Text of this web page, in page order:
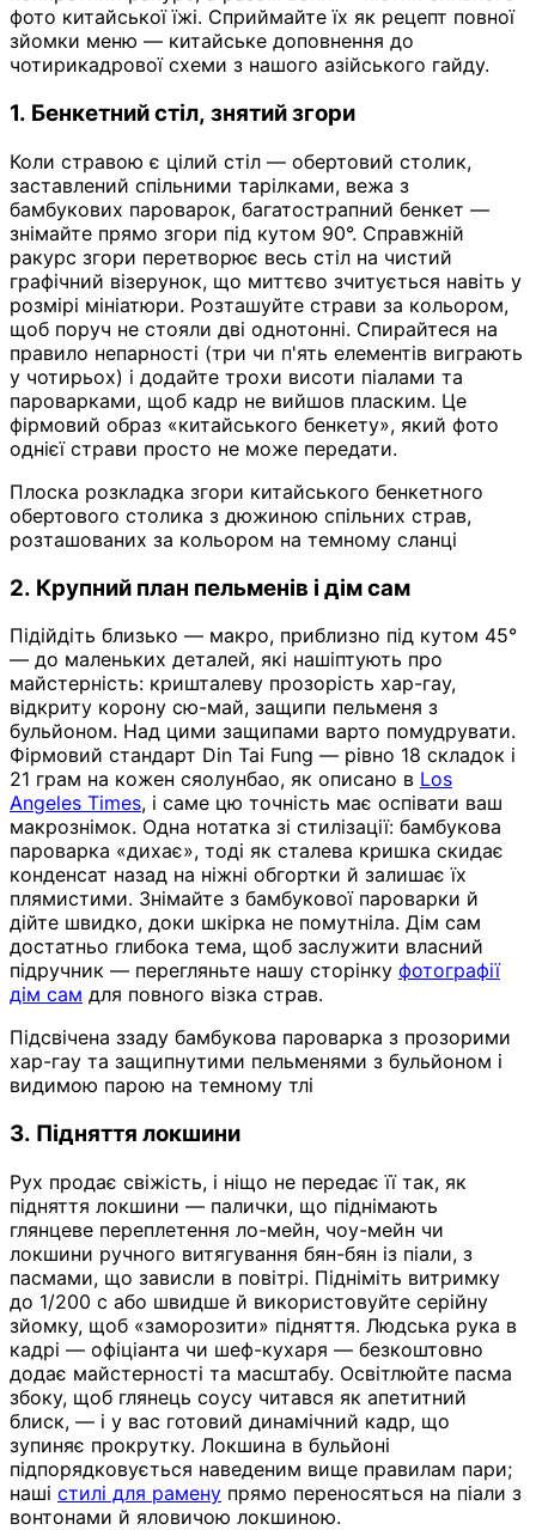
фото китайської їжі. Сприймайте їх як рецепт повної
зйомки меню — китайське доповнення до
чотирикадрової схеми з нашого азійського гайду.
1. Бенкетний стіл, знятий згори
Коли стравою є цілий стіл — обертовий столик,
заставлений спільними тарілками, вежа з
бамбукових пароварок, багатострапний бенкет —
знімайте прямо згори під кутом 90°. Справжній
ракурс згори перетворює весь стіл на чистий
графічний візерунок, що миттєво зчитується навіть у
розмірі мініатюри. Розташуйте страви за кольором,
щоб поруч не стояли дві однотонні. Спирайтеся на
правило непарності (три чи п'ять елементів виграють
у чотирьох) і додайте трохи висоти піалами та
пароварками, щоб кадр не вийшов пласким. Це
фірмовий образ «китайського бенкету», який фото
однієї страви просто не може передати.
Плоска розкладка згори китайського бенкетного
обертового столика з дюжиною спільних страв,
розташованих за кольором на темному сланці
2. Крупний план пельменів і дім сам
Підійдіть близько — макро, приблизно під кутом 45°
— до маленьких деталей, які нашіптують про
майстерність: кришталеву прозорість хар-гау,
відкриту корону сю-май, защипи пельменя з
бульйоном. Над цими защипами варто помудрувати.
Фірмовий стандарт Din Tai Fung — рівно 18 складок і
21 грам на кожен сяолунбао, як описано в Los
Angeles Times, і саме цю точність має оспівати ваш
макрознімок. Одна нотатка зі стилізації: бамбукова
пароварка «дихає», тоді як сталева кришка скидає
конденсат назад на ніжні обгортки й залишає їх
плямистими. Знімайте з бамбукової пароварки й
дійте швидко, доки шкірка не помутніла. Дім сам
достатньо глибока тема, щоб заслужити власний
підручник — перегляньте нашу сторінку фотографії
дім сам для повного візка страв.
Підсвічена ззаду бамбукова пароварка з прозорими
хар-гау та защипнутими пельменями з бульйоном і
видимою парою на темному тлі
3. Підняття локшини
Рух продає свіжість, і ніщо не передає її так, як
підняття локшини — палички, що піднімають
глянцеве переплетення ло-мейн, чоу-мейн чи
локшини ручного витягування бян-бян із піали, з
пасмами, що зависли в повітрі. Підніміть витримку
до 1/200 с або швидше й використовуйте серійну
зйомку, щоб «заморозити» підняття. Людська рука в
кадрі — офіціанта чи шеф-кухаря — безкоштовно
додає майстерності та масштабу. Освітлюйте пасма
збоку, щоб глянець соусу читався як апетитний
блиск, — і у вас готовий динамічний кадр, що
зупиняє прокрутку. Локшина в бульйоні
підпорядковується наведеним вище правилам пари;
наші стилі для рамену прямо переносяться на піали з
вонтонами й яловичою локшиною.